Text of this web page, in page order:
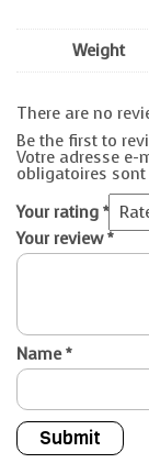
Weight
There are no
Be the first to
Votre adresse e-
obligatoires
Your rating *
Your review*
Name*